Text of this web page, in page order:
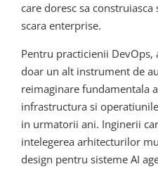
care doresc sa
scara enterprise.
Pentru practicienii
doar un alt instrument de
reimaginare fundamentala
infrastructura si
in urmatorii ani. Inginerii
intelegerea arhitecturilor
design pentru sisteme AI